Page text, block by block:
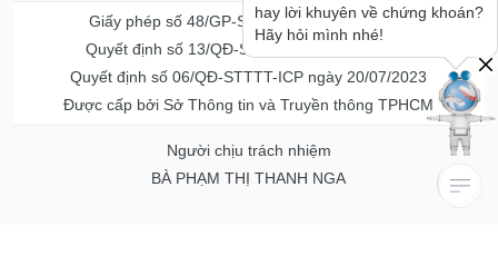
Giấy phép số 48/GP-STTTT ngày 04/11/2016
Quyết định số 13/QĐ-STTTT ngày 02/11/2017
Quyết định số 06/QĐ-STTTT-ICP ngày 20/07/2023
Được cấp bởi Sở Thông tin và Truyền thông TPHCM
Người chịu trách nhiệm
BÀ PHẠM THỊ THANH NGA
hay lời khuyên về chứng khoán?
Hãy hỏi mình nhé!